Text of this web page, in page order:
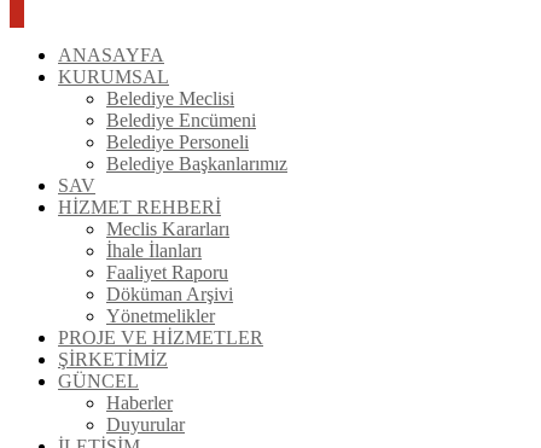
ANASAYFA
KURUMSAL
Belediye Meclisi
Belediye Encümeni
Belediye Personeli
Belediye Başkanlarımız
SAV
HİZMET REHBERİ
Meclis Kararları
İhale İlanları
Faaliyet Raporu
Döküman Arşivi
Yönetmelikler
PROJE VE HİZMETLER
ŞİRKETİMİZ
GÜNCEL
Haberler
Duyurular